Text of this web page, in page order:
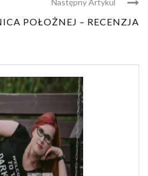
POŁOŻNEJ – RECENZJA